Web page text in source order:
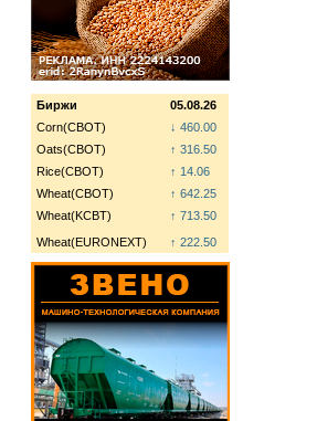
Биржи
05.08.26
Corn(CBOT)
↓ 460.00
Oats(CBOT)
↑ 316.50
Rice(CBOT)
↑ 14.06
Wheat(CBOT)
↑ 642.25
Wheat(KCBT)
↑ 713.50
Wheat(EURONEXT)
↑ 222.50